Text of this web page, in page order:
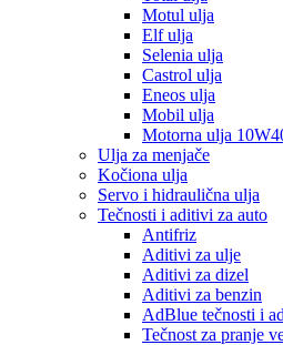
Motul ulja
Elf ulja
Selenia ulja
Castrol ulja
Eneos ulja
Mobil ulja
Motorna ulja
Ulja za menjače
Kočiona ulja
Servo i hidraulična ulja
Tečnosti i aditivi za auto
Antifriz
Aditivi za ulje
Aditivi za dizel
Aditivi za benzin
AdBlue tečnosti i
Tečnost za pranje